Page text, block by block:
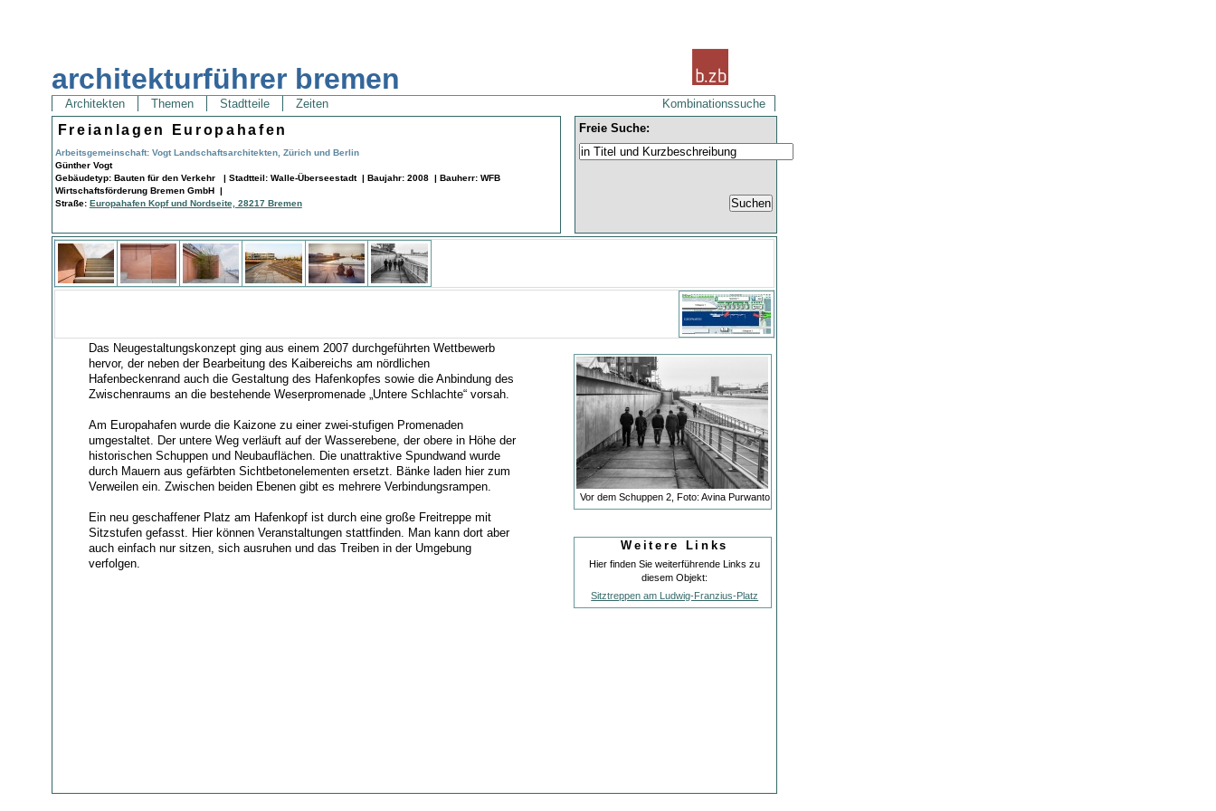
architekturführer bremen
Architekten Themen Stadtteile Zeiten Kombinationssuche
Freianlagen Europahafen
Arbeitsgemeinschaft: Vogt Landschaftsarchitekten, Zürich und Berlin
Günther Vogt
Gebäudetyp: Bauten für den Verkehr | Stadtteil: Walle-Überseestadt | Baujahr: 2008 | Bauherr: WFB
Wirtschaftsförderung Bremen GmbH |
Straße: Europahafen Kopf und Nordseite, 28217 Bremen
Freie Suche:
Vor dem Schuppen 2, Foto: Avina Purwanto
Weitere Links
Hier finden Sie weiterführende Links zu
diesem Objekt:
Sitztreppen am Ludwig-Franzius-Platz
Das Neugestaltungskonzept ging aus einem 2007 durchgeführten Wettbewerb
hervor, der neben der Bearbeitung des Kaibereichs am nördlichen
Hafenbeckenrand auch die Gestaltung des Hafenkopfes sowie die Anbindung des
Zwischenraums an die bestehende Weserpromenade „Untere Schlachte“ vorsah.
Am Europahafen wurde die Kaizone zu einer zwei-stufigen Promenaden
umgestaltet. Der untere Weg verläuft auf der Wasserebene, der obere in Höhe der
historischen Schuppen und Neubauflächen. Die unattraktive Spundwand wurde
durch Mauern aus gefärbten Sichtbetonelementen ersetzt. Bänke laden hier zum
Verweilen ein. Zwischen beiden Ebenen gibt es mehrere Verbindungsrampen.
Ein neu geschaffener Platz am Hafenkopf ist durch eine große Freitreppe mit
Sitzstufen gefasst. Hier können Veranstaltungen stattfinden. Man kann dort aber
auch einfach nur sitzen, sich ausruhen und das Treiben in der Umgebung
verfolgen.